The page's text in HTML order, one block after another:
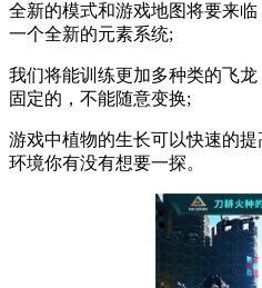
全新的模式和游戏地图将要来
一个全新的元素系统;
我们将能训练更加多种类的飞
固定的，不能随意变换;
游戏中植物的生长可以快速的
环境你有没有想要一探。